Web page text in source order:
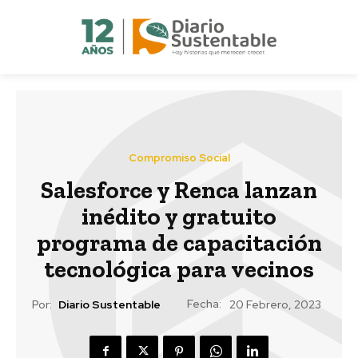
Compromiso Social
Salesforce y Renca lanzan
inédito y gratuito
programa de capacitación
tecnológica para vecinos
Por: Diario Sustentable Fecha: 20 Febrero, 2023